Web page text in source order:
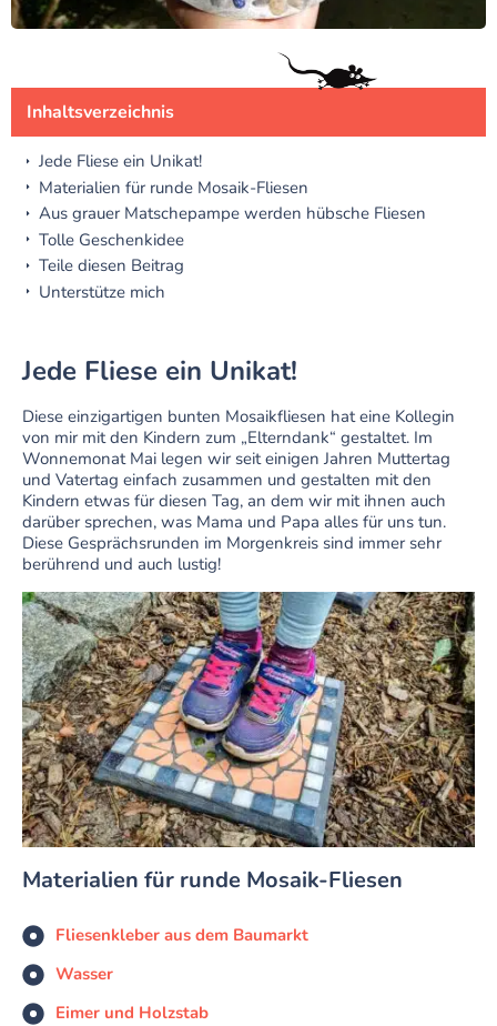
Inhaltsverzeichnis
Jede Fliese ein Unikat!
Materialien für runde Mosaik-Fliesen
Aus grauer Matschepampe werden hübsche Fliesen
Tolle Geschenkidee
Teile diesen Beitrag
Unterstütze mich
Jede Fliese ein Unikat!
Diese einzigartigen bunten Mosaikfliesen hat eine Kollegin
von mir mit den Kindern zum „Elterndank“ gestaltet. Im
Wonnemonat Mai legen wir seit einigen Jahren Muttertag
und Vatertag einfach zusammen und gestalten mit den
Kindern etwas für diesen Tag, an dem wir mit ihnen auch
darüber sprechen, was Mama und Papa alles für uns tun.
Diese Gesprächsrunden im Morgenkreis sind immer sehr
berührend und auch lustig!
Materialien für runde Mosaik-Fliesen
Fliesenkleber aus dem Baumarkt
Wasser
Eimer und Holzstab